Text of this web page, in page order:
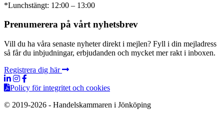
*Lunchstängt: 12:00 – 13:00
Prenumerera på vårt nyhetsbrev
Vill du ha våra senaste nyheter direkt i mejlen? Fyll i din mejladress
så får du inbjudningar, erbjudanden och mycket mer rakt i inboxen.
Registrera dig här
Policy för integritet och cookies
© 2019-2026 - Handelskammaren i Jönköping